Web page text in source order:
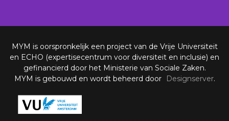
MYM is oorspronkelijk een project van de Vrije Universiteit
en ECHO (expertisecentrum voor diversiteit en inclusie) en
gefinancierd door het Ministerie van Sociale Zaken.
MYM is gebouwd en wordt beheerd door
Designserver.